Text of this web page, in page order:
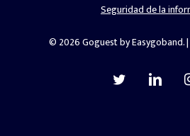
Seguridad de la
© 2026 Goguest by Easygoband.
twitter linkedin